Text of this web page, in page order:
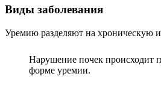
Виды заболевания
Уремию разделяют на хроническую
Нарушение почек происходит
форме уремии.